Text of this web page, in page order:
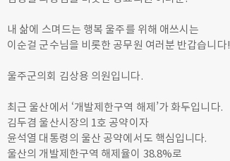
내 삶에 스며드는 행복 울주를 위해 애쓰시는
이순걸 군수님을 비롯한 공무원 여러분 반갑습니다!
울주군의회 김상용 의원입니다.
최근 울산에서 ‘개발제한구역 해제’가 화두입니다.
김두겸 울산시장의 1호 공약이자
윤석열 대통령의 울산 공약에서도 핵심입니다.
울산의 개발제한구역 해제율이 38.8%로